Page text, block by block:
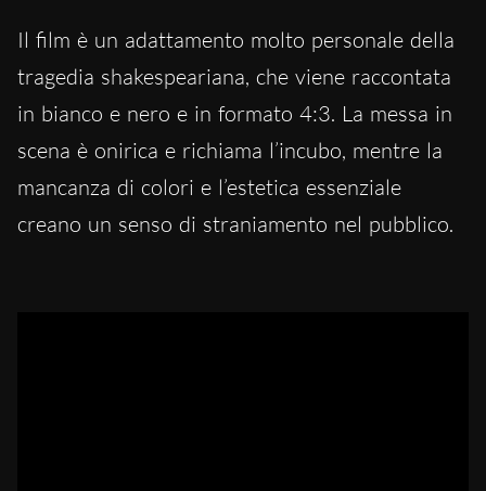
Il film è un adattamento molto personale della
tragedia shakespeariana, che viene raccontata
in bianco e nero e in formato 4:3. La messa in
scena è onirica e richiama l’incubo, mentre la
mancanza di colori e l’estetica essenziale
creano un senso di straniamento nel pubblico.